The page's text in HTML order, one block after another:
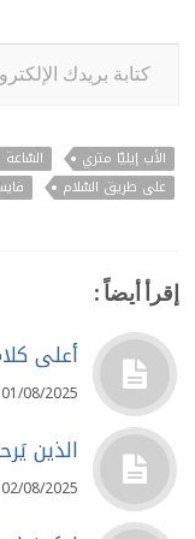
كتابة بريدك الإلكتروني...
الأب إيليّا متري
على طريق السّلام
إقرأ أيضاً :
أعلى
01/08/2025
الذين
02/08/2025